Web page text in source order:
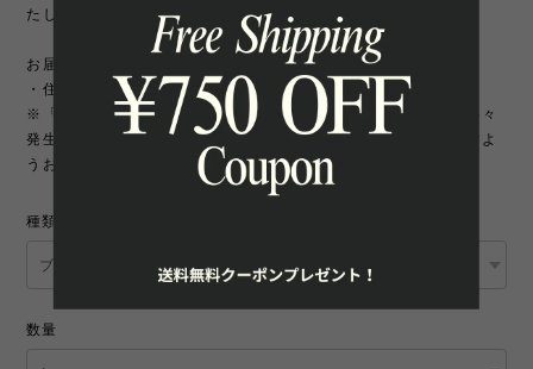
たします。
お届け先について
・住所変更には追加手数料が発生いたします。
※「町名・丁目番地・部屋番号」の住所不備による配送遅延が多々
発生しております。宛先を十分にご確認の上ご注文いただきますよ
うお願いいたします。
種類
数量